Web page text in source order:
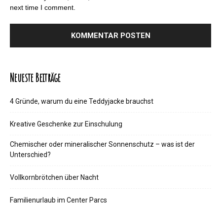
next time I comment.
Neueste Beiträge
4 Gründe, warum du eine Teddyjacke brauchst
Kreative Geschenke zur Einschulung
Chemischer oder mineralischer Sonnenschutz – was ist der
Unterschied?
Vollkornbrötchen über Nacht
Familienurlaub im Center Parcs